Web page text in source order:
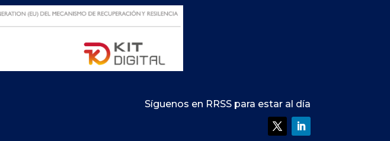
Síguenos en RRSS para estar al día